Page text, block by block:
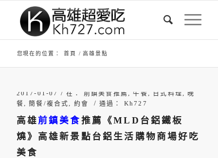
您現在的位置： 首頁 / 高雄景點
2017-01-07 / 在： 前鎮美食推薦 ,午餐, 日式料理, 晚
餐,簡餐/複合式, 約會 / 通過： Kh727
高雄前鎮美食推薦《MLD台鋁鐵板
燒》高雄新景點台鋁生活購物商場好吃
美食